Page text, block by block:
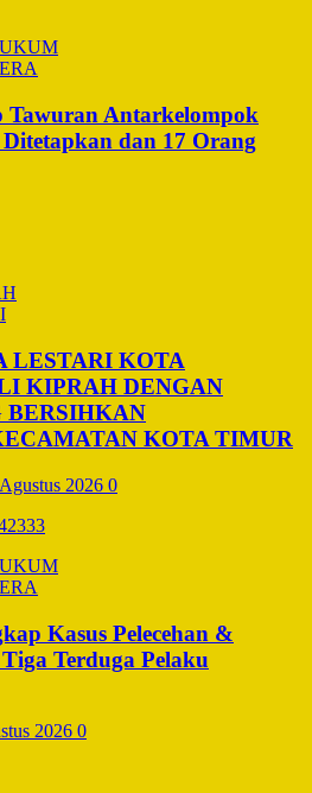
Tawuran Antarkelompok
dan 17 Orang
LESTARI KOTA
KIPRAH DENGAN
BERSIHKAN
KOTA TIMUR
2026 0
Kasus Pelecehan &
Terduga Pelaku
2026 0